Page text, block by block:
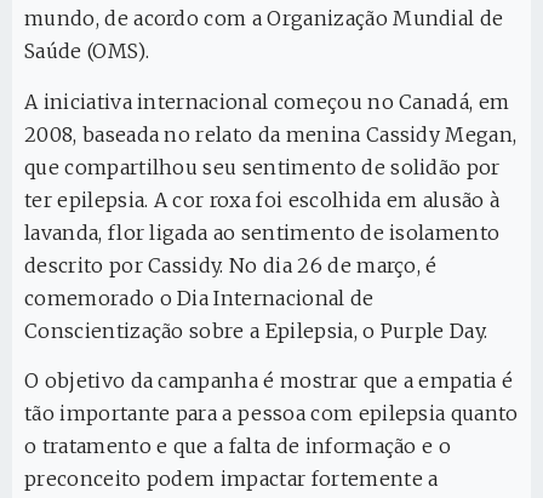
mundo, de acordo com a Organização Mundial de
Saúde (OMS).
A iniciativa internacional começou no Canadá, em
2008, baseada no relato da menina Cassidy Megan,
que compartilhou seu sentimento de solidão por
ter epilepsia. A cor roxa foi escolhida em alusão à
lavanda, flor ligada ao sentimento de isolamento
descrito por Cassidy. No dia 26 de março, é
comemorado o Dia Internacional de
Conscientização sobre a Epilepsia, o Purple Day.
O objetivo da campanha é mostrar que a empatia é
tão importante para a pessoa com epilepsia quanto
o tratamento e que a falta de informação e o
preconceito podem impactar fortemente a